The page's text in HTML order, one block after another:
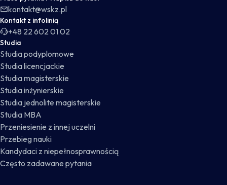
kontakt@wskz.pl
Kontakt z infolinią
+48 22 602 01 02
Studia
Studia podyplomowe
Studia licencjackie
Studia magisterskie
Studia inżynierskie
Studia jednolite magisterskie
Studia MBA
Przeniesienie z innej uczelni
Przebieg nauki
Kandydaci z niepełnosprawnością
Często zadawane pytania